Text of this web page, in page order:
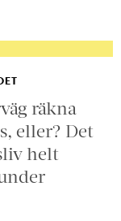
räkna
eller? Det
helt